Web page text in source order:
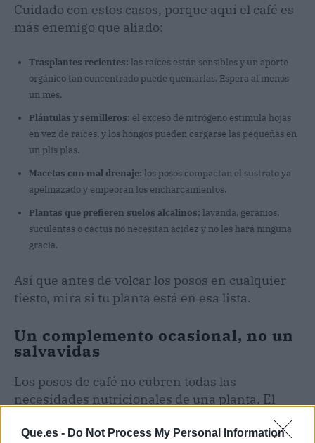
Que.es - Do Not Process My Personal Information
Cuidado con estos casos, porque aquí el café es
más enemigo que aliado:
Trasplantes recientes: las raíces están sensibles y un aporte
orgánico tan concentrado puede quemarlas. Espera al menos
un mes.
Plántulas y semilleros: el exceso de nitrógeno estimula hojas
en vez de raíces, y los hongos pueden cargarse las pequeñas en
un plis plas.
Macetas con mal drenaje: los posos compactan el sustrato ya
apelmazado y empeoran los encharcamientos.
Plantas que prefieren suelos alcalinos: lavanda, geranios,
suculentas o cactus no necesitan acidez y no les hará ninguna
gracia.
Así que antes de volcar los posos en cualquier
tiesto, mira si tu planta está en esa lista.
Un complemento ocasional, no un
salvavidas
Los posos de café no cubren todas las
necesidades nutricionales de una planta. El
nitrógeno está bien, pero sin un equilibrio de
fósforo y potasio la floración y el crecimiento se